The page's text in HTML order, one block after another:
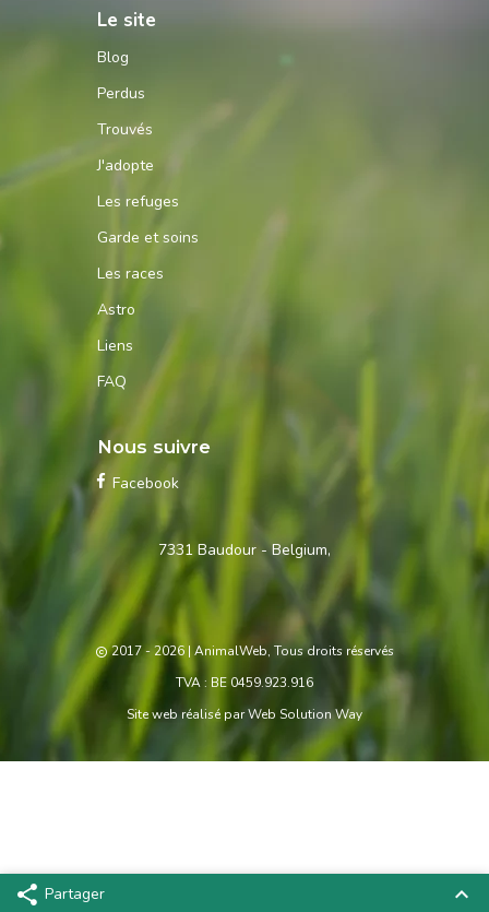
Le site
Blog
Perdus
Trouvés
J'adopte
Les refuges
Garde et soins
Les races
Astro
Liens
FAQ
Contactez-
7331 Baudour - Belgium,
Nous suivre
Facebook
2017 - 2026 | AnimalWeb, Tous droits réservés
TVA : BE 0459.923.916
Site web réalisé parWeb Solution Way
Partager